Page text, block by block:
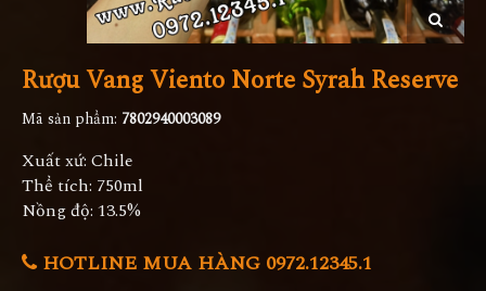
Rượu Vang Viento Norte Syrah Reserve
Mã sản phẩm: 7802940003089
Xuất xứ: Chile
Thể tích: 750ml
Nồng độ: 13.5%
HOTLINE MUA HÀNG 0972.12345.1